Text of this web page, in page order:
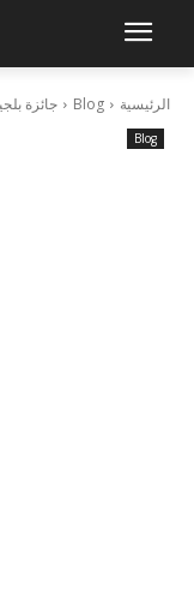
الرئيسية Blog جائزة
Blog